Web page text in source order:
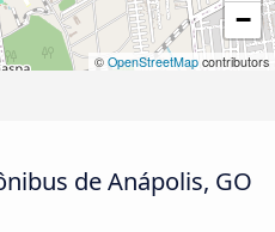
−
© OpenStreetMap contributors
de Anápolis, GO